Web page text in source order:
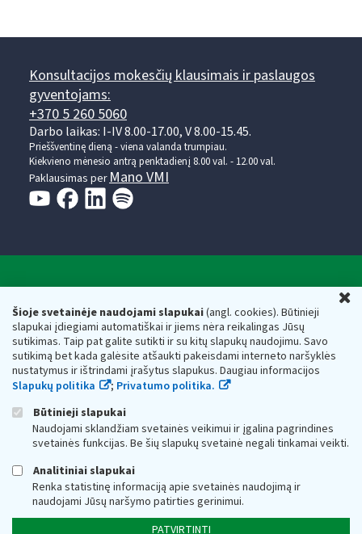
Šioje svetainėje naudojami slapukai(angl. cookies). Būtinieji
slapukai įdiegiami automatiškai ir jiems nėra reikalingas Jūsų
sutikimas. Taip pat galite sutikti ir su kitų slapukų naudojimu. Savo
sutikimą bet kada galėsite atšaukti pakeisdami interneto naršyklės
nustatymus ir ištrindami įrašytus slapukus. Daugiau informacijos
Slapukų politika
; Privatumo politika.
Būtinieji slapukai
Naudojami sklandžiam svetainės veikimui ir įgalina pagrindines
svetainės funkcijas. Be šių slapukų svetainė negali tinkamai veikti.
Analitiniai slapukai
Renka statistinę informaciją apie svetainės naudojimą ir
naudojami Jūsų naršymo patirties gerinimui.
PATVIRTINTI
Konsultacijos mokesčių klausimais ir paslaugos
gyventojams:
+370 5 260 5060
Darbo laikas: I-IV 8.00-17.00, V 8.00-15.45.
Prieššventinę dieną - viena valanda trumpiau.
Kiekvieno mėnesio antrą penktadienį 8.00 val. - 12.00 val.
Paklausimas perMano VMI
Valstybinė mokesčių inspekcija prie Lietuvos
Respublikos finansų ministerijos
Biudžetinė įstaiga. Juridinio asmens kodas — 188659752,
adresas: Vasario 16-osios g. 14, 01107 Vilnius, Lietuva, el.paštas:
vmi@vmi.lt, E. pristatymo dėžutės adresas 188659752
Duomenys apie Valstybinę mokesčių inspekciją prie Lietuvos
Respublikos finansų ministerijos kaupiami ir saugomi Juridinių